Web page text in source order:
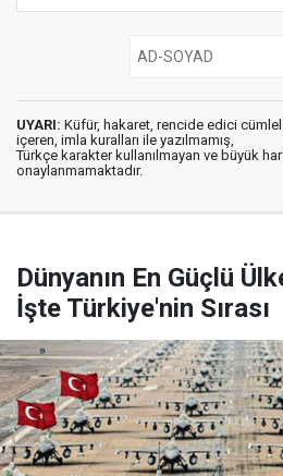
UYARI: Küfür, hakaret, rencide edici
içeren, imla kuralları ile yazılmamış,
Türkçe karakter kullanılmayan ve büyük
onaylanmamaktadır.
Dünyanın En Güçlü
İşte Türkiye'nin Sırası